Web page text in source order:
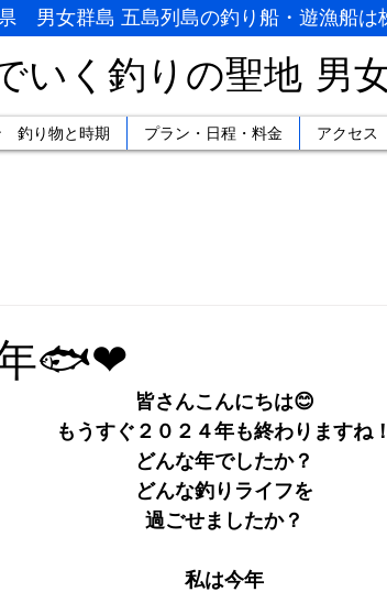
男女群島 五島列島の釣り船・遊漁船は
いく釣りの聖地 男
釣り物と時期 プラン・日程・料金 アクセス
🐟❤
皆さんこんにちは😊
もうすぐ２０２４年も終わりますね！
どんな年でしたか？
どんな釣りライフを
過ごせましたか？
私は今年